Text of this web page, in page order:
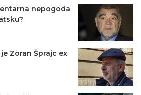
nepogoda
Zoran Šprajc ex